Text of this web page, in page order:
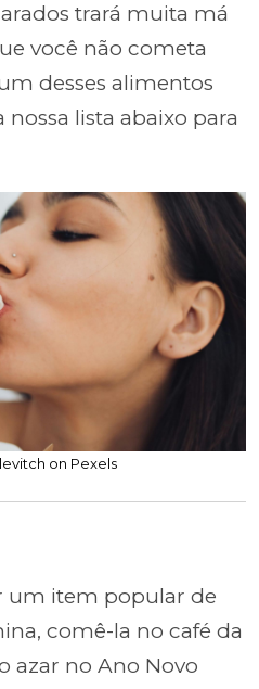
trará muita má
você não cometa
desses alimentos
lista abaixo para
on Pexels
um item popular de
comê-la no café da
azar no Ano Novo